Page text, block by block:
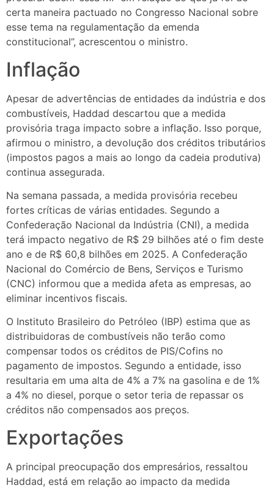
certa maneira pactuado no Congresso Nacional sobre
esse tema na regulamentação da emenda
constitucional”, acrescentou o ministro.
Inflação
Apesar de advertências de entidades da indústria e dos
combustíveis, Haddad descartou que a medida
provisória traga impacto sobre a inflação. Isso porque,
afirmou o ministro, a devolução dos créditos tributários
(impostos pagos a mais ao longo da cadeia produtiva)
continua assegurada.
Na semana passada, a medida provisória recebeu
fortes críticas de várias entidades. Segundo a
Confederação Nacional da Indústria (CNI), a medida
terá impacto negativo de R$ 29 bilhões até o fim deste
ano e de R$ 60,8 bilhões em 2025. A Confederação
Nacional do Comércio de Bens, Serviços e Turismo
(CNC) informou que a medida afeta as empresas, ao
eliminar incentivos fiscais.
O Instituto Brasileiro do Petróleo (IBP) estima que as
distribuidoras de combustíveis não terão como
compensar todos os créditos de PIS/Cofins no
pagamento de impostos. Segundo a entidade, isso
resultaria em uma alta de 4% a 7% na gasolina e de 1%
a 4% no diesel, porque o setor teria de repassar os
créditos não compensados aos preços.
Exportações
A principal preocupação dos empresários, ressaltou
Haddad, está em relação ao impacto da medida